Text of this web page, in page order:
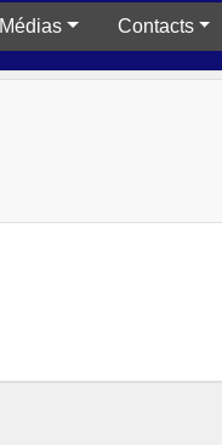
Médias Contacts